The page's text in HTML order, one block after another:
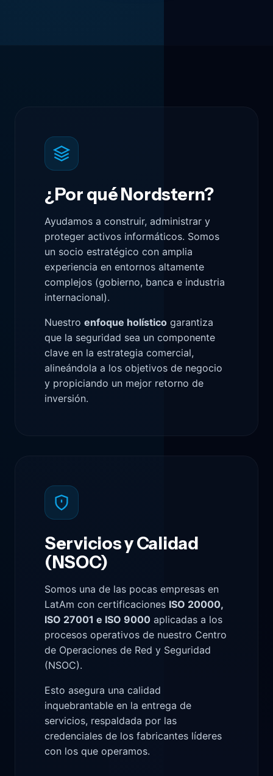
¿Por qué Nordstern?
Ayudamos a construir, administrar y
proteger activos informáticos. Somos
un socio estratégico con amplia
experiencia en entornos altamente
complejos (gobierno, banca e industria
internacional).
Nuestro enfoque holístico garantiza
que la seguridad sea un componente
clave en la estrategia comercial,
alineándola a los objetivos de negocio
y propiciando un mejor retorno de
inversión.
Servicios y Calidad
(NSOC)
Somos una de las pocas empresas en
LatAm con certificaciones ISO 20000,
ISO 27001 e ISO 9000 aplicadas a los
procesos operativos de nuestro Centro
de Operaciones de Red y Seguridad
(NSOC).
Esto asegura una calidad
inquebrantable en la entrega de
servicios, respaldada por las
credenciales de los fabricantes líderes
con los que operamos.